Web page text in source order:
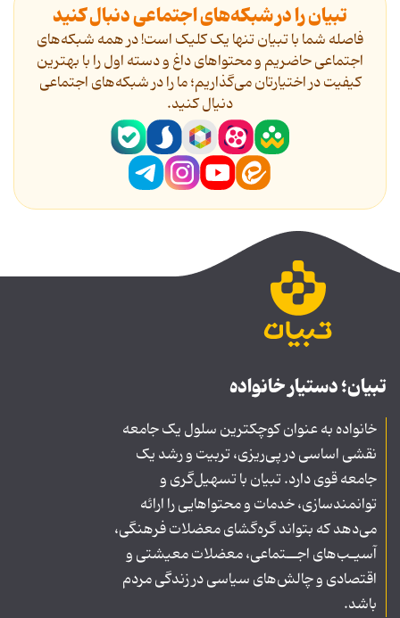
تبیان را در شبکه‌های اجتماعی دنبال کنید
فاصله شما با تبیان تنها یک کلیک است! در همه شبکه‌های
اجتماعی حاضریم و محتواهای داغ و دسته اول را با بهترین
کیفیت در اختیارتان می‌گذاریم؛ ما را در شبکه‌های اجتماعی
دنیال کنید.
تبیان؛ دستیار خانواده
خانواده به عنوان کوچکترین سلول یک جامعه
نقشی اساسی در پی‌ریزی، تربیت و رشد یک
جامعه قوی دارد. تبیان با تسهیل‌گری و
توانمندسازی، خدمات و محتواهایی را ارائه
می‌دهد که بتواند گره‌گشای معضلات فرهنگی،
آسیـب‌های اجــتماعی، معضلات معیشتی و
اقتصادی و چالش‌های سیاسی در زندگی مردم
باشد.